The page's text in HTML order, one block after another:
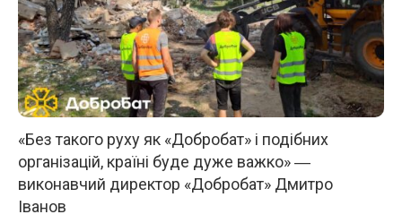
«Без такого руху як «Добробат» і подібних
організацій, країні буде дуже важко» ―
виконавчий директор «Добробат» Дмитро
Іванов